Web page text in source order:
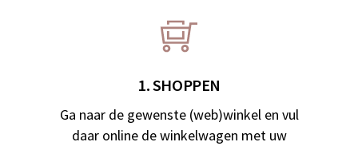
1. SHOPPEN
Ga naar de gewenste (web)winkel en vul
daar online de winkelwagen met uw